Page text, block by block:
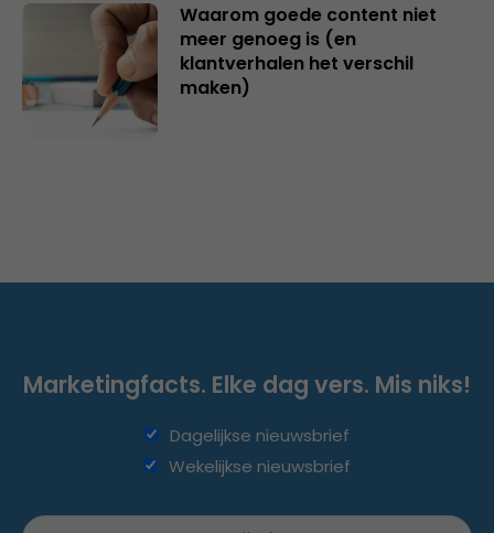
Waarom goede content niet
meer genoeg is (en
klantverhalen het verschil
maken)
Marketingfacts. Elke dag vers. Mis niks!
Dagelijkse nieuwsbrief
Wekelijkse nieuwsbrief